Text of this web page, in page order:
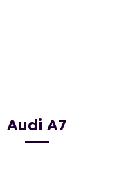
Audi A7